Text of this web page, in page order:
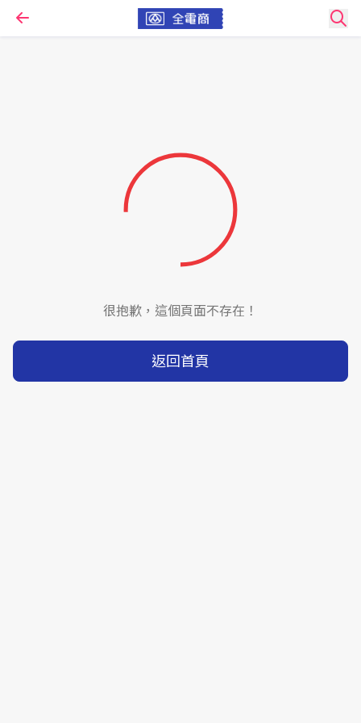
很抱歉，這個頁面不存在！
返回首頁